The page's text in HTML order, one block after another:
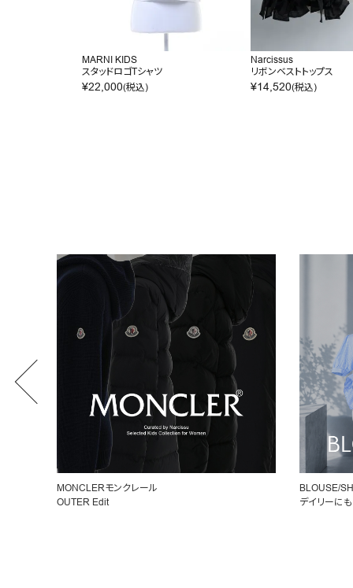
MARNI KIDS
スタッドロゴTシャツ
¥22,000(税込)
Narcissus
リボンベストトップス
¥14,520(税込)
BLOUSE/SHIRT
デイリーにもオフィスにも◎
女性らしい
ペプラムトッ